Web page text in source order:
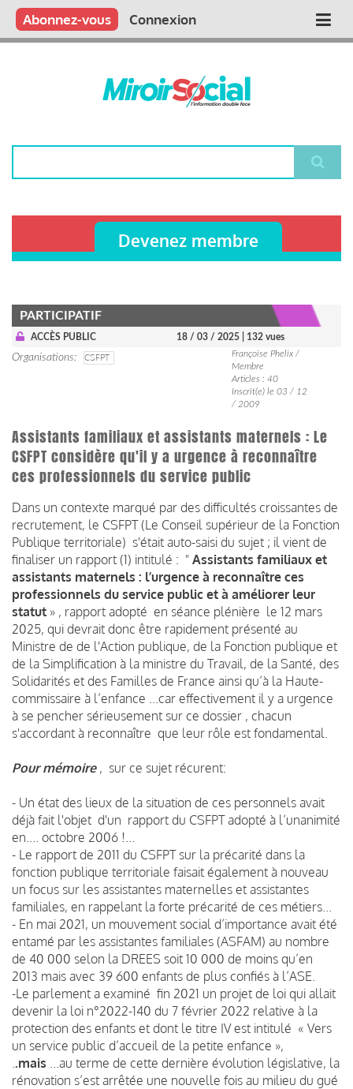
Aller
contenu
Main
Qui sommes nous ?
Vous publiez
Nous publions
Contactez-nous
Abonnez-vous Connexion
Devenez membre
PARTICIPATIF
ACCÈS PUBLIC 18 / 03 / 2025 | 132 vues
Organisations CSFPT
Françoise Phelix /
Membre
Articles : 40
Inscrit(e) le 03 / 12
/ 2009
Assistants familiaux et assistants maternels : Le
CSFPT considère qu'il y a urgence à reconnaître
ces professionnels du service public
Dans un contexte marqué par des difficultés croissantes de
recrutement, le CSFPT (Le Conseil supérieur de la Fonction
Publique territoriale) s'était auto-saisi du sujet ; il vient de
finaliser un rapport (1) intitulé : " Assistants familiaux et
assistants maternels : l’urgence à reconnaître ces
professionnels du service public et à améliorer leur
statut » , rapport adopté en séance plénière le 12 mars
2025, qui devrait donc être rapidement présenté au
Ministre de de l'Action publique, de la Fonction publique et
de la Simplification à la ministre du Travail, de la Santé, des
Solidarités et des Familles de France ainsi qu’à la Haute-
commissaire à l’enfance ...car effectivement il y a urgence
à se pencher sérieusement sur ce dossier , chacun
s'accordant à reconnaître que leur rôle est fondamental.
Pour mémoire , sur ce sujet récurent:
- Un état des lieux de la situation de ces personnels avait
déjà fait l'objet d'un rapport du CSFPT adopté à l’unanimité
en.... octobre 2006 !...
- Le rapport de 2011 du CSFPT sur la précarité dans la
fonction publique territoriale faisait également à nouveau
un focus sur les assistantes maternelles et assistantes
familiales, en rappelant la forte précarité de ces métiers...
- En mai 2021, un mouvement social d’importance avait été
entamé par les assistantes familiales (ASFAM) au nombre
de 40 000 selon la DREES soit 10 000 de moins qu’en
2013 mais avec 39 600 enfants de plus confiés à l’ASE.
-Le parlement a examiné fin 2021 un projet de loi qui allait
devenir la loi n°2022-140 du 7 février 2022 relative à la
protection des enfants et dont le titre IV est intitulé « Vers
un service public d’accueil de la petite enfance »,
.mais ...au terme de cette dernière évolution législative, la
rénovation s’est arrêtée une nouvelle fois au milieu du gué